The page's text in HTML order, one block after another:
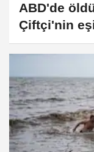
ABD'de
Çiftçi'nin
yıldır